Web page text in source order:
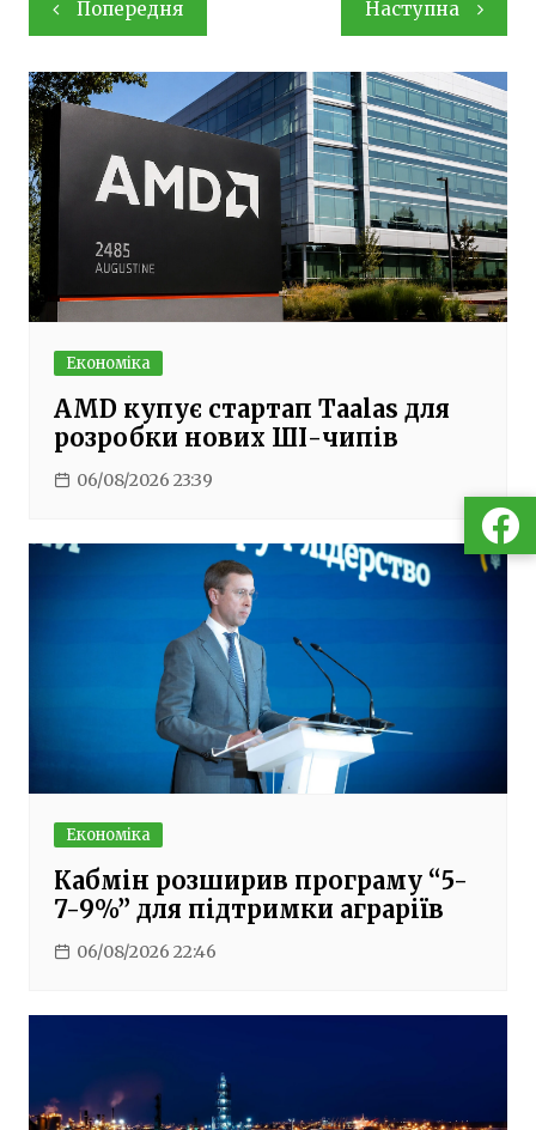
записів
Попередня Наступна
Економіка
AMD купує стартап Taalas для
розробки нових ШІ-чипів
06/08/2026 23:39
Економіка
Кабмін розширив програму “5-
7-9%” для підтримки аграріїв
06/08/2026 22:46